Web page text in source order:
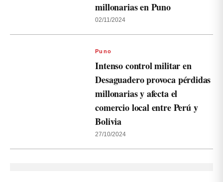
millonarias en Puno
02/11/2024
Puno
Intenso control militar en
Desaguadero provoca pérdidas
millonarias y afecta el
comercio local entre Perú y
Bolivia
27/10/2024